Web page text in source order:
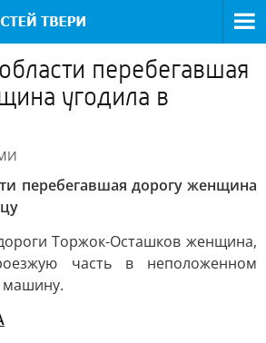
перебегавшая
угодила в
перебегавшая дорогу женщина
Торжок-Осташков женщина,
часть в неположенном
машину.